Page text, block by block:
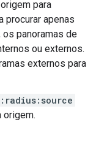
para
procurar apenas
os panoramas de
ou externos.
externos para
origem.